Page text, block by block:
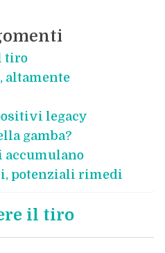
tiro
altamente
legacy
gamba?
accumulano
potenziali rimedi
il tiro